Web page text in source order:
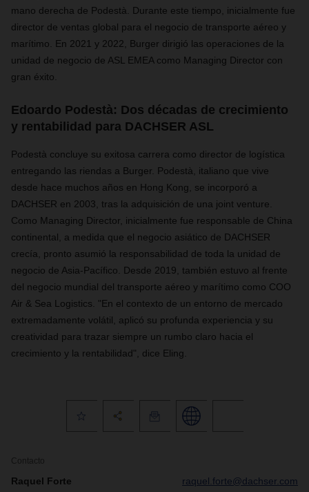
mano derecha de Podestà. Durante este tiempo, inicialmente fue
director de ventas global para el negocio de transporte aéreo y
marítimo. En 2021 y 2022, Burger dirigió las operaciones de la
unidad de negocio de ASL EMEA como Managing Director con
gran éxito.
Edoardo Podestà: Dos décadas de crecimiento
y rentabilidad para DACHSER ASL
Podestà concluye su exitosa carrera como director de logística
entregando las riendas a Burger. Podestà, italiano que vive
desde hace muchos años en Hong Kong, se incorporó a
DACHSER en 2003, tras la adquisición de una joint venture.
Como Managing Director, inicialmente fue responsable de China
continental, a medida que el negocio asiático de DACHSER
crecía, pronto asumió la responsabilidad de toda la unidad de
negocio de Asia-Pacífico. Desde 2019, también estuvo al frente
del negocio mundial del transporte aéreo y marítimo como COO
Air & Sea Logistics. "En el contexto de un entorno de mercado
extremadamente volátil, aplicó su profunda experiencia y su
creatividad para trazar siempre un rumbo claro hacia el
crecimiento y la rentabilidad", dice Eling.
Contacto
Raquel Forte raquel.forte@dachser.com